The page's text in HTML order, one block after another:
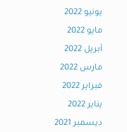
يونيو 2022
مايو 2022
أبريل 2022
مارس 2022
فبراير 2022
يناير 2022
ديسمبر 2021